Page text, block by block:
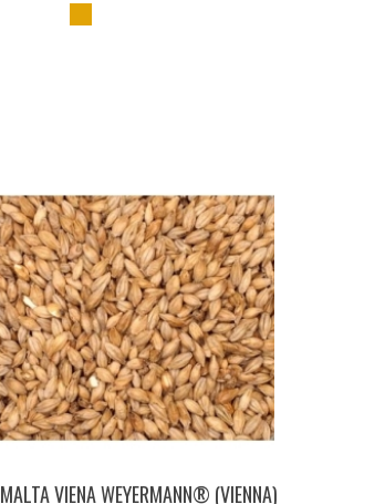
MALTA VIENA WEYERMANN® (VIENNA)